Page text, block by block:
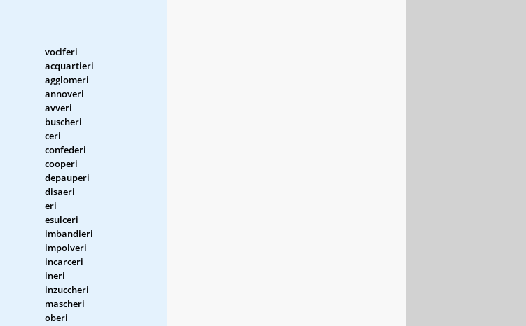
vociferi
acquartieri
agglomeri
annoveri
avveri
buscheri
ceri
confederi
cooperi
depauperi
disaeri
eri
esulceri
imbandieri
impolveri
incarceri
ineri
inzuccheri
mascheri
oberi